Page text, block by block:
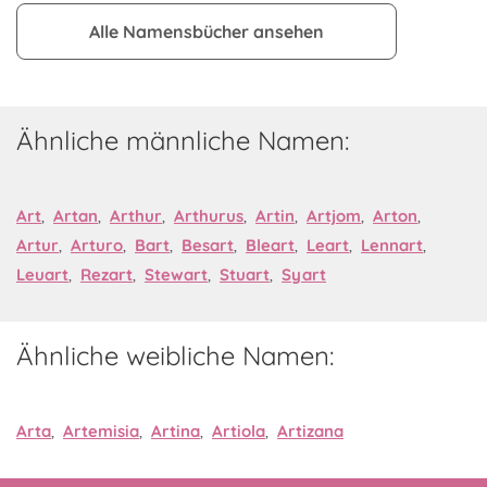
Alle Namensbücher ansehen
Ähnliche männliche Namen:
Art, Artan, Arthur, Arthurus, Artin, Artjom, Arton,
Artur, Arturo, Bart, Besart, Bleart, Leart, Lennart,
Leuart, Rezart, Stewart, Stuart, Syart
Ähnliche weibliche Namen:
Arta, Artemisia, Artina, Artiola, Artizana